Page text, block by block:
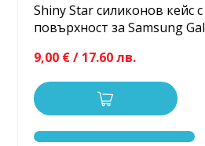
Shiny Star силиконов кейс
повърхност за Samsung
9,00 € / 17.60 лв.